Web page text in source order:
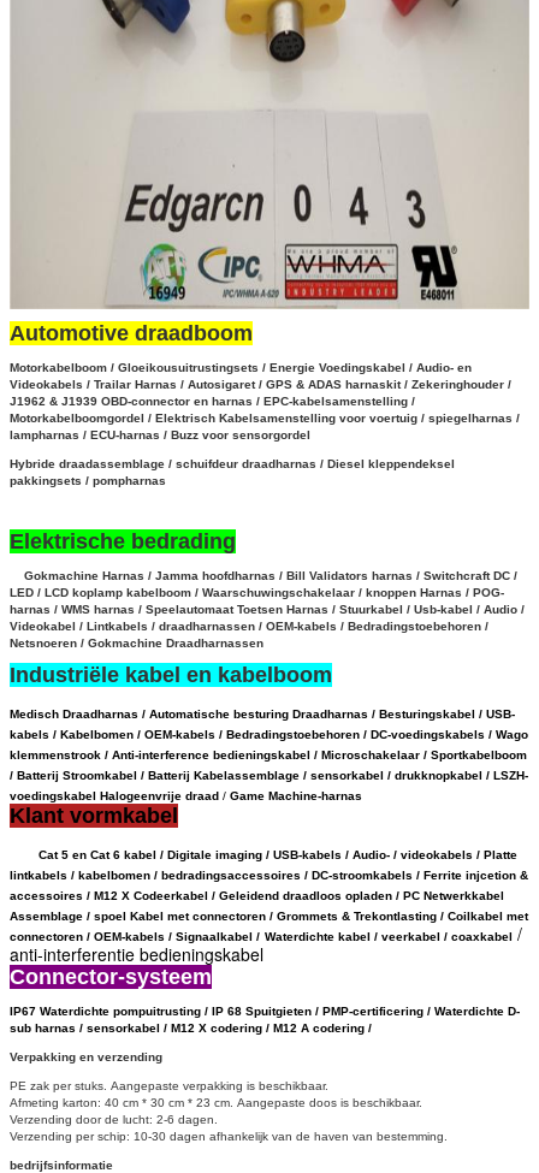
Automotive draadboom
Motorkabelboom / Gloeikousuitrustingsets / Energie Voedingskabel / Audio- en
Videokabels / Trailar Harnas / Autosigaret / GPS & ADAS harnaskit / Zekeringhouder /
J1962 & J1939 OBD-connector en harnas / EPC-kabelsamenstelling /
Motorkabelboomgordel / Elektrisch Kabelsamenstelling voor voertuig / spiegelharnas /
lampharnas / ECU-harnas / Buzz voor sensorgordel
Hybride draadassemblage / schuifdeur draadharnas / Diesel kleppendeksel
pakkingsets / pompharnas
Elektrische bedrading
Gokmachine Harnas / Jamma hoofdharnas / Bill Validators harnas / Switchcraft DC /
LED / LCD koplamp kabelboom / Waarschuwingschakelaar / knoppen Harnas / POG-
harnas / WMS harnas / Speelautomaat Toetsen Harnas / Stuurkabel / Usb-kabel / Audio /
Videokabel / Lintkabels / draadharnassen / OEM-kabels / Bedradingstoebehoren /
Netsnoeren / Gokmachine Draadharnassen
Industriële kabel en kabelboom
Medisch Draadharnas / Automatische besturing Draadharnas / Besturingskabel / USB-
kabels / Kabelbomen / OEM-kabels / Bedradingstoebehoren / DC-voedingskabels / Wago
klemmenstrook / Anti-interference bedieningskabel / Microschakelaar / Sportkabelboom
/ Batterij Stroomkabel / Batterij Kabelassemblage / sensorkabel / drukknopkabel / LSZH-
voedingskabel Halogeenvrije draad / Game Machine-harnas
Klant vormkabel
Cat 5 en Cat 6 kabel / Digitale imaging / USB-kabels / Audio- / videokabels / Platte
lintkabels / kabelbomen / bedradingsaccessoires / DC-stroomkabels / Ferrite injcetion &
accessoires / M12 X Codeerkabel / Geleidend draadloos opladen / PC Netwerkkabel
Assemblage / spoel Kabel met connectoren / Grommets & Trekontlasting / Coilkabel met
connectoren / OEM-kabels / Signaalkabel / Waterdichte kabel / veerkabel / coaxkabel /
anti-interferentie bedieningskabel
Connector-systeem
IP67 Waterdichte pompuitrusting / IP 68 Spuitgieten / PMP-certificering / Waterdichte D-
sub harnas / sensorkabel / M12 X codering / M12 A codering /
Verpakking en verzending
PE zak per stuks. Aangepaste verpakking is beschikbaar.
Afmeting karton: 40 cm * 30 cm * 23 cm. Aangepaste doos is beschikbaar.
Verzending door de lucht: 2-6 dagen.
Verzending per schip: 10-30 dagen afhankelijk van de haven van bestemming.
bedrijfsinformatie